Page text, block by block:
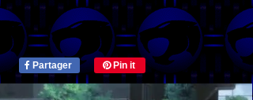
Partager Pin it